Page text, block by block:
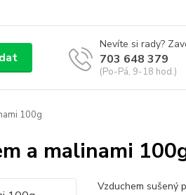
Nevíte si rady?
703 648 379
(Po-Pá, 9-18 hod.)
100g
a malinami
Vzduchem sušený